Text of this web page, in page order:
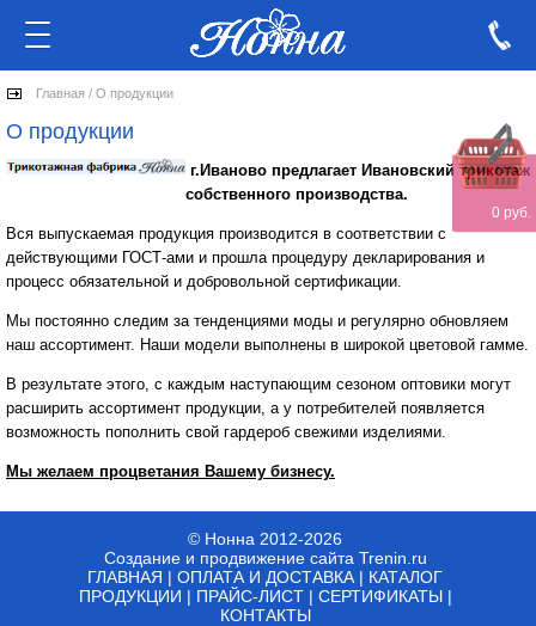
Главная / О продукции
О продукции
г.Иваново предлагает Ивановский трикотаж
собственного производства.
Вся выпускаемая продукция производится в соответствии с
действующими ГОСТ-ами и прошла процедуру декларирования и
процесс обязательной и добровольной сертификации.
Мы постоянно следим за тенденциями моды и регулярно обновляем
наш ассортимент. Наши модели выполнены в широкой цветовой гамме.
В результате этого, с каждым наступающим сезоном оптовики могут
расширить ассортимент продукции, а у потребителей появляется
возможность пополнить свой гардероб свежими изделиями.
Мы желаем процветания Вашему бизнесу.
0 руб.
© Нонна 2012-2026
Создание и продвижение сайта Trenin.ru
ГЛАВНАЯ | ОПЛАТА И ДОСТАВКА | КАТАЛОГ
ПРОДУКЦИИ | ПРАЙС-ЛИСТ| СЕРТИФИКАТЫ|
КОНТАКТЫ